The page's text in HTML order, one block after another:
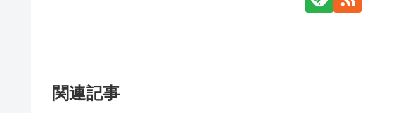
関連記事